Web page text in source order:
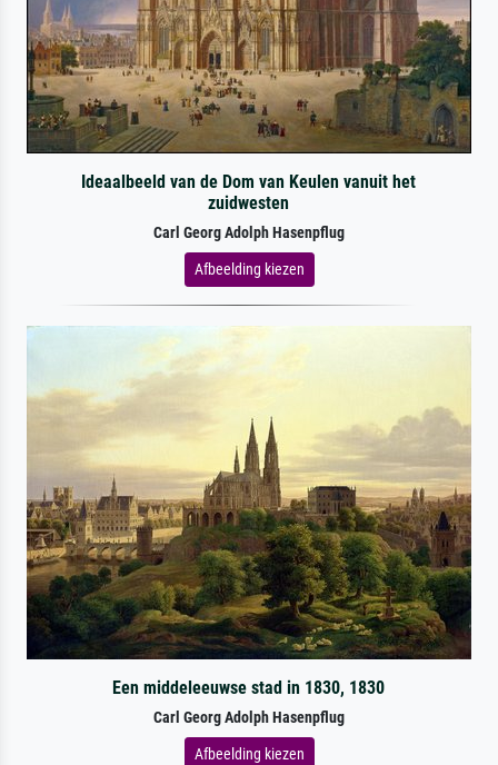
Ideaalbeeld van de Dom van Keulen vanuit het
zuidwesten
Carl Georg Adolph Hasenpflug
Afbeelding kiezen
Een middeleeuwse stad in 1830, 1830
Carl Georg Adolph Hasenpflug
Afbeelding kiezen